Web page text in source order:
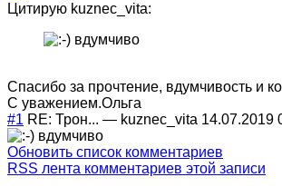
Цитирую kuznec_vita:
вдумчиво
Спасибо за прочтение, вдумчивость и
С уважением.Ольга
#1 RE: Трон... — kuznec_vita 14.07.2019
вдумчиво
Обновить список комментариев
RSS лента комментариев этой записи